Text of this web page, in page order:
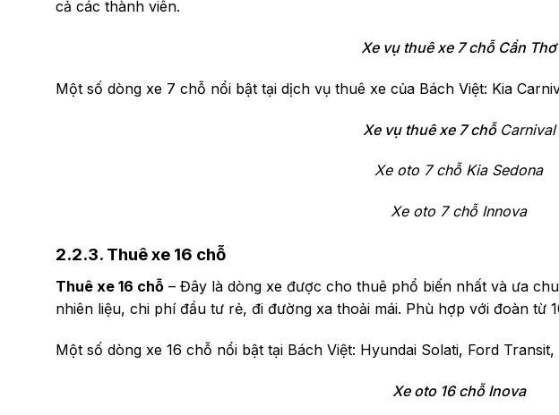
cả các thành viên.
Xe vụ thuê xe 7 chỗ Cần Thơ
Một số dòng xe 7 chỗ nổi bật tại dịch vụ thuê xe của Bách Việt: Kia
Xe vụ thuê xe 7 chỗ Carnival
Xe oto 7 chỗ Kia Sedona
Xe oto 7 chỗ Innova
2.2.3. Thuê xe 16 chỗ
Thuê xe 16 chỗ – Đây là dòng xe được cho thuê phổ biến nhất và ưa
nhiên liệu, chi phí đầu tư rẻ, đi đường xa thoải mái. Phù hợp với đoàn từ
Một số dòng xe 16 chỗ nổi bật tại Bách Việt: Hyundai Solati, Ford
Xe oto 16 chỗ Inova